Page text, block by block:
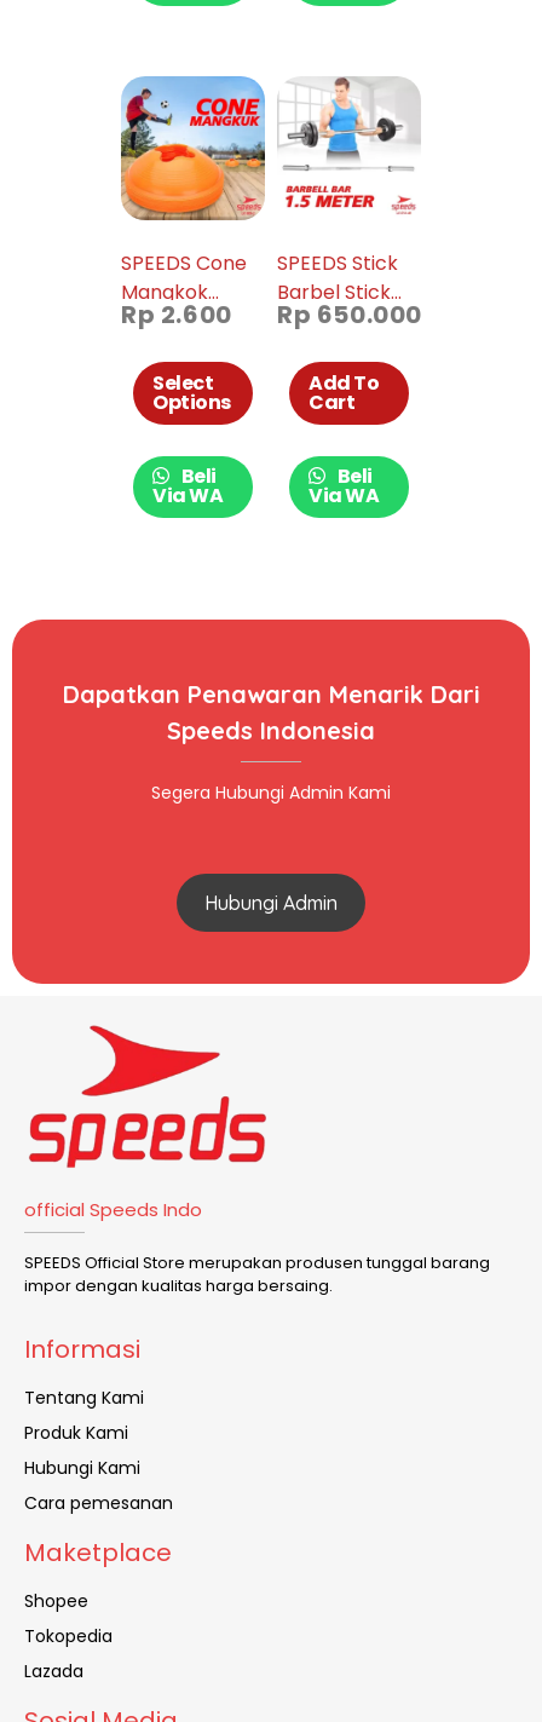
SPEEDS Cone
Mangkok
Marker Latihan
02
Rp 2.600
Select
Options
Beli
Via WA
SPEEDS Stick
Barbel Stick
Dumbell Bar
Olympic
150cm 014-46
Rp 650.000
Add To
Cart
Beli
Via WA
Dapatkan Penawaran Menarik Dari
Speeds Indonesia
Segera Hubungi Admin Kami
Hubungi Admin
official Speeds Indo
SPEEDS Official Store merupakan produsen tunggal barang
impor dengan kualitas harga bersaing.
Informasi
Tentang Kami
Produk Kami
Hubungi Kami
Cara pemesanan
Maketplace
Shopee
Tokopedia
Lazada